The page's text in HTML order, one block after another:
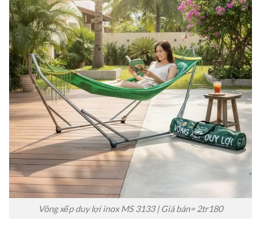
Võng xếp duy lợi inox MS 3133 | Giá bán= 2tr180